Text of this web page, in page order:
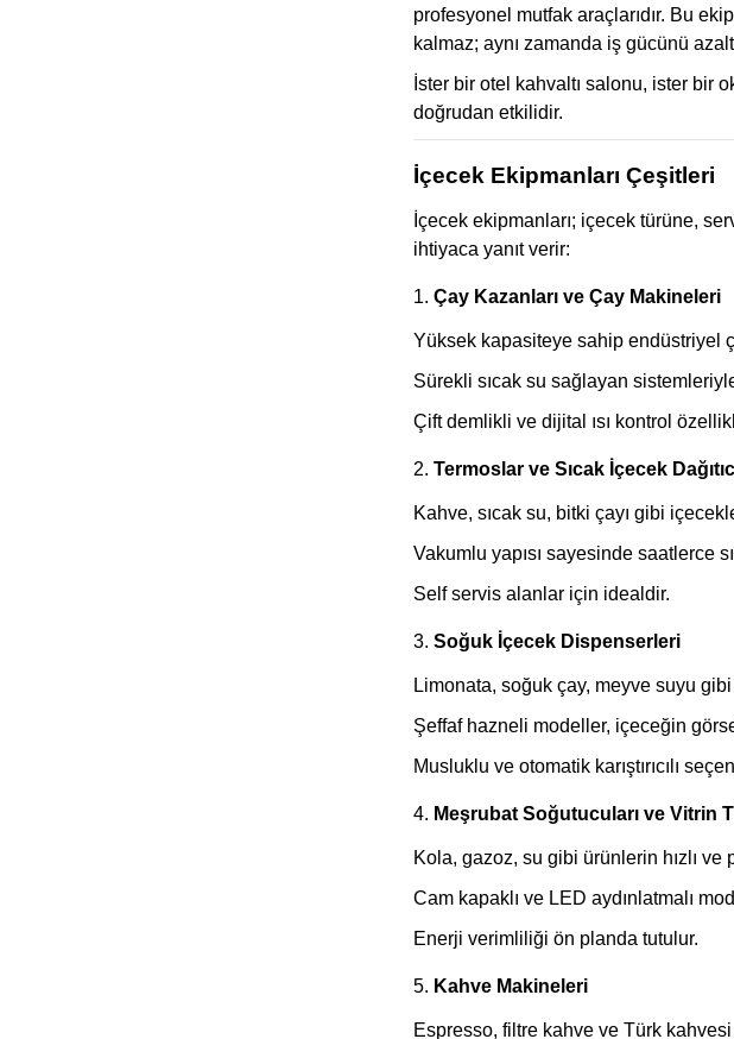
profesyonel mutfak araçlarıdır. Bu
kalmaz; aynı zamanda iş gücünü
İster bir otel kahvaltı salonu, ister bir
doğrudan etkilidir.
İçecek Ekipmanları Çeşitleri
İçecek ekipmanları; içecek türüne,
ihtiyaca yanıt verir:
1. Çay Kazanları ve Çay Makineleri
Yüksek kapasiteye sahip endüstriyel
Sürekli sıcak su sağlayan
Çift demlikli ve dijital ısı kontrol
2. Termoslar ve Sıcak İçecek
Kahve, sıcak su, bitki çayı gibi
Vakumlu yapısı sayesinde saatlerce
Self servis alanlar için idealdir.
3. Soğuk İçecek Dispenserleri
Limonata, soğuk çay, meyve suyu
Şeffaf hazneli modeller, içeceğin
Musluklu ve otomatik karıştırıcılı
4. Meşrubat Soğutucuları ve Vitrin
Kola, gazoz, su gibi ürünlerin hızlı ve
Cam kapaklı ve LED aydınlatmalı
Enerji verimliliği ön planda tutulur.
5. Kahve Makineleri
Espresso, filtre kahve ve Türk